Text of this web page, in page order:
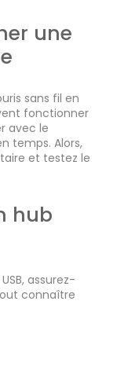
une
sans fil en
fonctionner
avec le
temps. Alors,
et testez le
hub
assurez-
connaître